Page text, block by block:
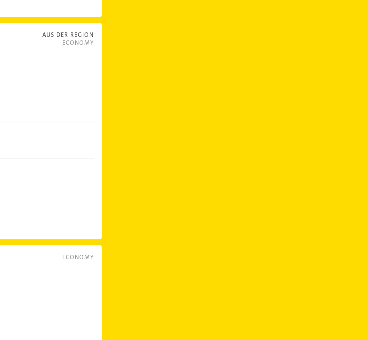
AUS DER REGION
ECONOMY
ECONOMY